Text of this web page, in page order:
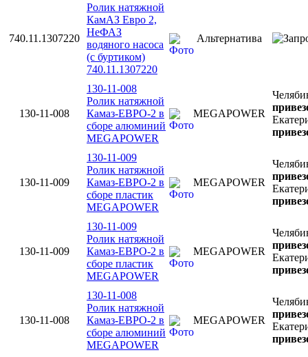
740.11.1307220
Ролик натяжной
КамАЗ Евро 2,
НеФАЗ
водяного насоса
(с буртиком)
740.11.1307220
Альтернатива
130-11-008
130-11-008
Ролик натяжной
Камаз-ЕВРО-2 в
сборе алюминий
MEGAPOWER
MEGAPOWER
130-11-009
130-11-009
Ролик натяжной
Камаз-ЕВРО-2 в
сборе пластик
MEGAPOWER
MEGAPOWER
130-11-009
130-11-009
Ролик натяжной
Камаз-ЕВРО-2 в
сборе пластик
MEGAPOWER
MEGAPOWER
130-11-008
130-11-008
Ролик натяжной
Камаз-ЕВРО-2 в
сборе алюминий
MEGAPOWER
MEGAPOWER